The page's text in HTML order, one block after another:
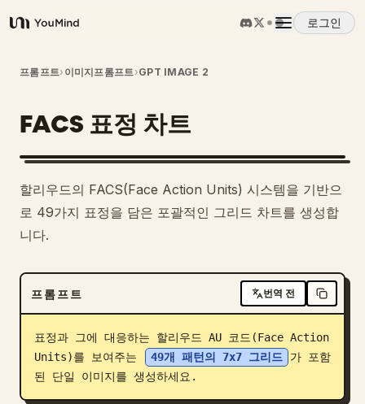
YouMind
로그인
개요
사용 사례
프롬프트
가격
다운로드
프롬프트› 이미지프롬프트›GPT IMAGE 2
FACS 표정 차트
할리우드의 FACS(Face Action Units) 시스템을 기반으
로 49가지 표정을 담은 포괄적인 그리드 차트를 생성합
니다.
프롬프트 번역 전
표정과 그에 대응하는 할리우드 AU 코드(Face Action
Units)를 보여주는
49개 패턴의 7x7 그리드
가 포함
된 단일 이미지를 생성하세요.